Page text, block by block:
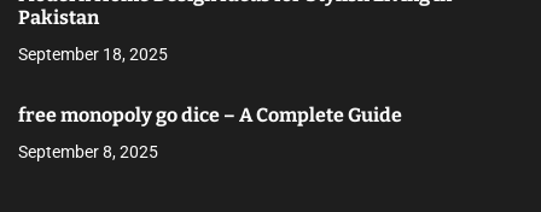
Pakistan
September 18, 2025
free monopoly go dice – A Complete Guide
September 8, 2025